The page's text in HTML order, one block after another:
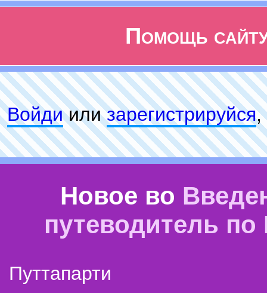
Помощь
Войдиилизарeгиcтpируйся,
Новое во
путеводитель
Путтапарти